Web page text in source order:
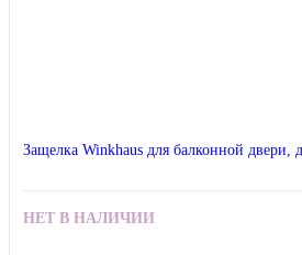
Защелка Winkhaus для балконной двери,
НЕТ В НАЛИЧИИ